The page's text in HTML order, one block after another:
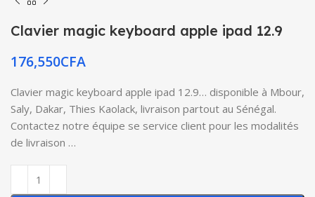
Clavier magic keyboard apple ipad 12.9
176,550CFA
Clavier magic keyboard apple ipad 12.9… disponible à Mbour,
Saly, Dakar, Thies Kaolack, livraison partout au Sénégal.
Contactez notre équipe se service client pour les modalités
de livraison …